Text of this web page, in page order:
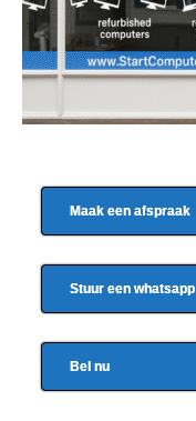
Maak een afspraak
Stuur een whatsapp
Bel nu